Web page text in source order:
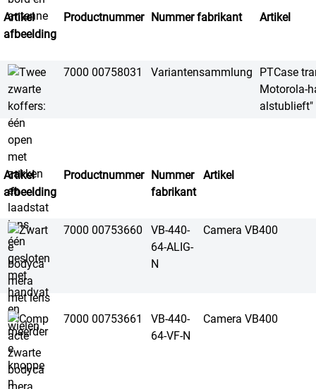
Artikel
afbeelding
Productnummer Nummer fabrikant Artikel
7000 00758031 Variantensammlung
PTCase
Motorola-
alstublieft"
Artikel
afbeelding
Productnummer Nummer
fabrikant
Artikel
7000 00753660
VB-440-
64-ALIG-
N
Camera VB400
7000 00753661
VB-440-
64-VF-N
Camera VB400